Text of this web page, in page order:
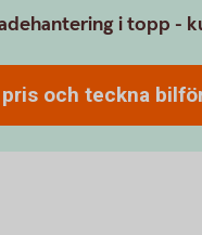
i topp -
pris och teckna